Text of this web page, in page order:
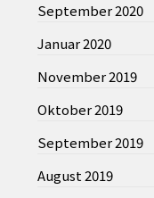
September 2020
Januar 2020
November 2019
Oktober 2019
September 2019
August 2019